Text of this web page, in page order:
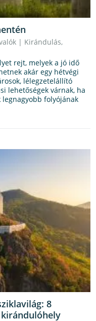
| Kirándulás,
rejt, melyek a jó idő
akár egy hétvégi
lélegzetelállító
lehetőségek várnak, ha
folyójának
8